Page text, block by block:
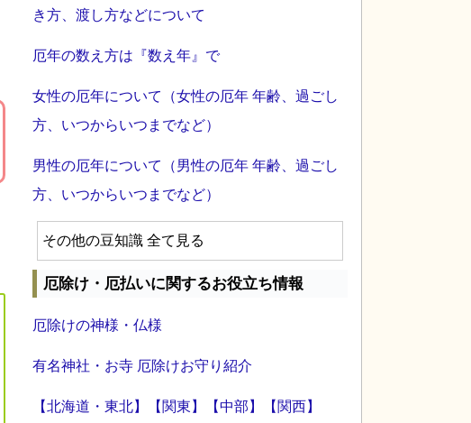
き方、渡し方などについて
厄年の数え方は『数え年』で
女性の厄年について（女性の厄年 年齢、過ごし
方、いつからいつまでなど）
男性の厄年について（男性の厄年 年齢、過ごし
方、いつからいつまでなど）
その他の豆知識 全て見る
厄除け・厄払いに関するお役立ち情報
厄除けの神様・仏様
有名神社・お寺 厄除けお守り紹介
【北海道・東北】 【関東】 【中部】
【関西】